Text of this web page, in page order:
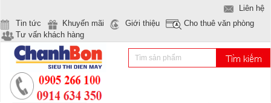
Liên hệ
Tin tức
Khuyến mãi Giới thiệu
Cho thuê văn phòng
Tư vấn khách hàng